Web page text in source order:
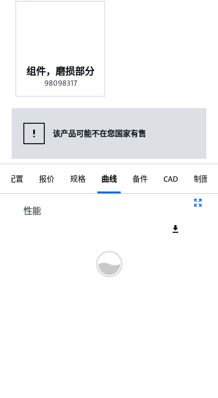
组件，磨损部分
98098317
该产品可能不在您国家有售
配置 报价 规格 曲线 备件 CAD 制图
性能